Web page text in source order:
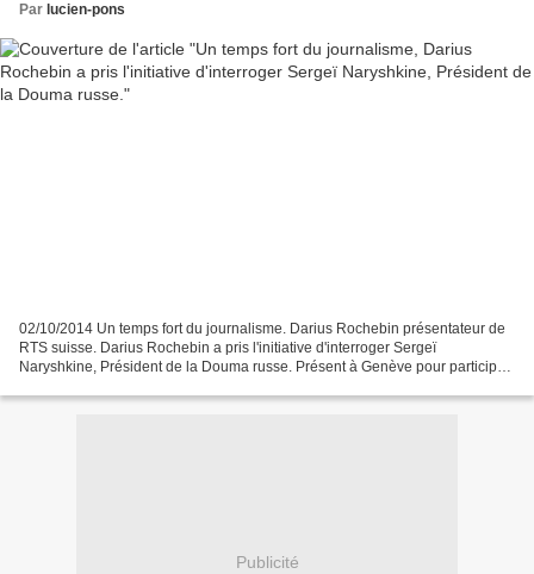
Par lucien-pons
02/10/2014 Un temps fort du journalisme. Darius Rochebin présentateur de
RTS suisse. Darius Rochebin a pris l'initiative d'interroger Sergeï
Naryshkine, Président de la Douma russe. Présent à Genève pour participer
Publicité